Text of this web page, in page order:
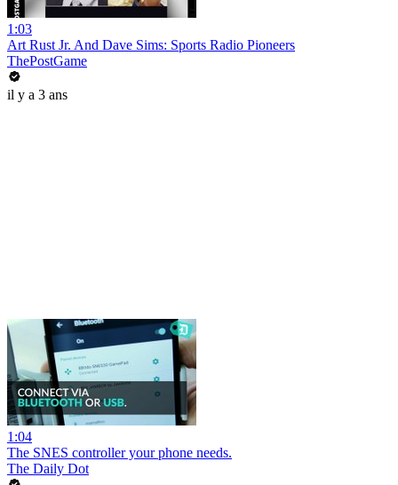
1:03
Art Rust Jr. And Dave Sims: Sports Radio Pioneers
ThePostGame
il y a 3 ans
1:04
The SNES controller your phone needs.
The Daily Dot